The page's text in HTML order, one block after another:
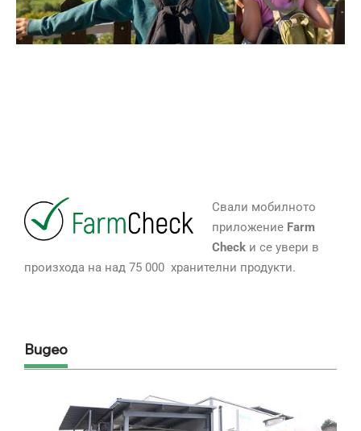
Свали мобилното
приложение Farm
Checkи се увери в
произхода на над 75 000 хранителни продукти.
Видео